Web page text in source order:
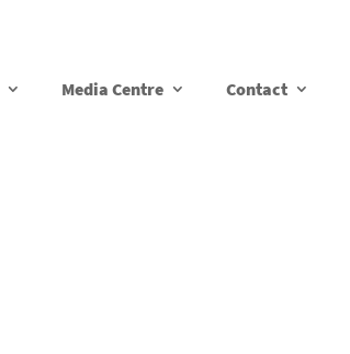
Media Centre Contact